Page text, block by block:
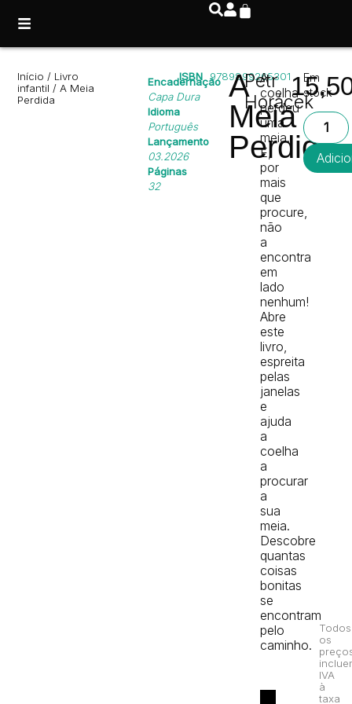
Início / Livro
infantil / A Meia
Perdida
Encadernação
Capa Dura
Idioma
Português
Lançamento
03.2026
Páginas
32
ISBN 9789899265301
A
Meia
Perdida
Petr
Horácek
A
coelha
perdeu
uma
meia.
E,
por
mais
que
procure,
não
a
encontra
em
lado
nenhum!
Abre
este
livro,
espreita
pelas
janelas
e
ajuda
a
coelha
a
procurar
a
sua
meia.
Descobre
quantas
coisas
bonitas
se
encontram
pelo
caminho.
Em
stock
Todos
os
IVA
à
taxa